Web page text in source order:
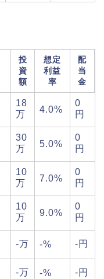
投
資
額
想定
利益
率
配
当
金
18
万
4.0%
0
円
30
万
5.0%
0
円
10
万
7.0%
0
円
10
万
9.0%
0
円
-万 -% -円
-万 -% -円